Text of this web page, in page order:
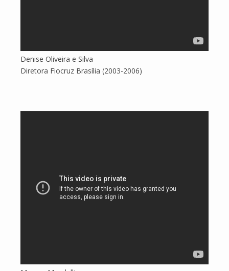
Denise Oliveira e Silva
Diretora Fiocruz Brasília (2003-2006)